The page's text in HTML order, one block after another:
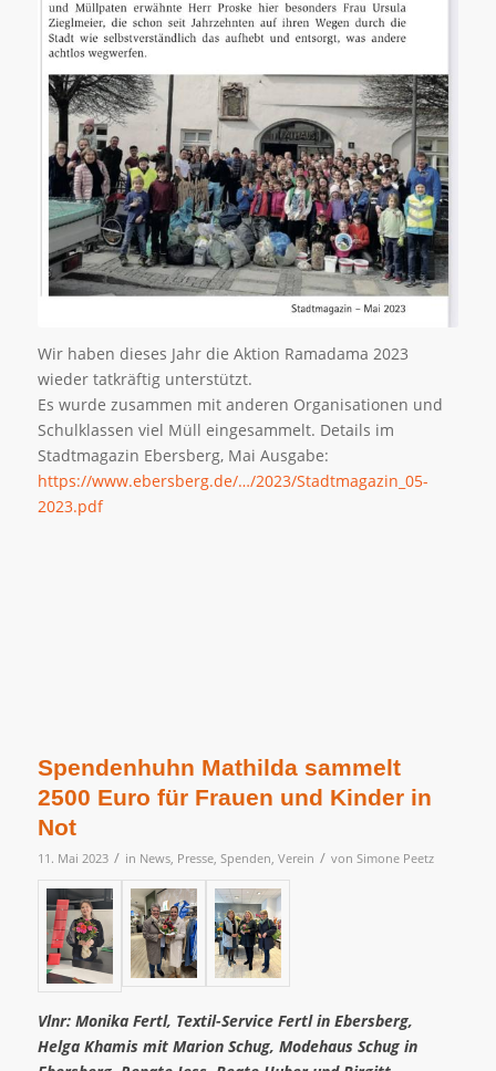
Wir haben dieses Jahr die Aktion Ramadama 2023
wieder tatkräftig unterstützt.
Es wurde zusammen mit anderen Organisationen und
Schulklassen viel Müll eingesammelt. Details im
Stadtmagazin Ebersberg, Mai Ausgabe:
https://www.ebersberg.de/…/2023/Stadtmagazin_05-
2023.pdf
Spendenhuhn Mathilda sammelt
2500 Euro für Frauen und Kinder in
Not
11. Mai 2023 / in News, Presse, Spenden, Verein / von Simone Peetz
Vlnr: Monika Fertl, Textil-Service Fertl in Ebersberg,
Helga Khamis mit Marion Schug, Modehaus Schug in